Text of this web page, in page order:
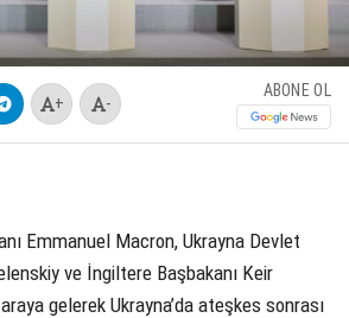
+ -
ABONE OL
Emmanuel Macron, Ukrayna Devlet
ve İngiltere Başbakanı Keir
gelerek Ukrayna’da ateşkes sonrası